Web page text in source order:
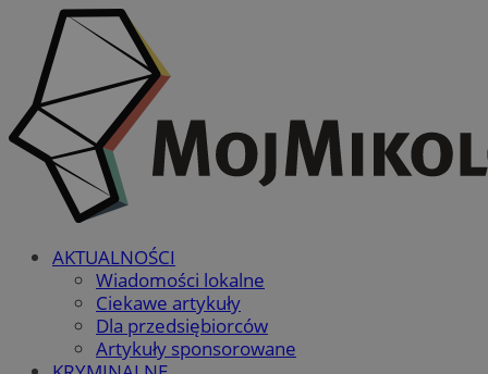
AKTUALNOŚCI
Wiadomości lokalne
Ciekawe artykuły
Dla przedsiębiorców
Artykuły sponsorowane